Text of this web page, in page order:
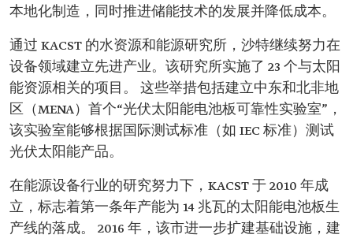
本地化制造，同时推进储能技术的发展并降低成本。
通过 KACST 的水资源和能源研究所，沙特继续努力在
设备领域建立先进产业。该研究所实施了 23 个与太阳
能资源相关的项目。 这些举措包括建立中东和北非地
区（MENA）首个“光伏太阳能电池板可靠性实验室”，
该实验室能够根据国际测试标准（如 IEC 标准）测试
光伏太阳能产品。
在能源设备行业的研究努力下，KACST 于 2010 年成
立，标志着第一条年产能为 14 兆瓦的太阳能电池板生
产线的落成。 2016 年，该市进一步扩建基础设施，建